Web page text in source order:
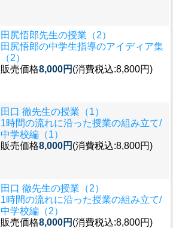
田尻悟郎先生の授業（2）
田尻悟郎の中学生指導のアイディア集
（2）
販売価格8,000円 (消費税込:8,800円)
田口 徹先生の授業（1）
1時間の流れに沿った授業の組み立て/
中学校編（1）
販売価格8,000円 (消費税込:8,800円)
田口 徹先生の授業（2）
1時間の流れに沿った授業の組み立て/
中学校編（2）
販売価格8,000円 (消費税込:8,800円)